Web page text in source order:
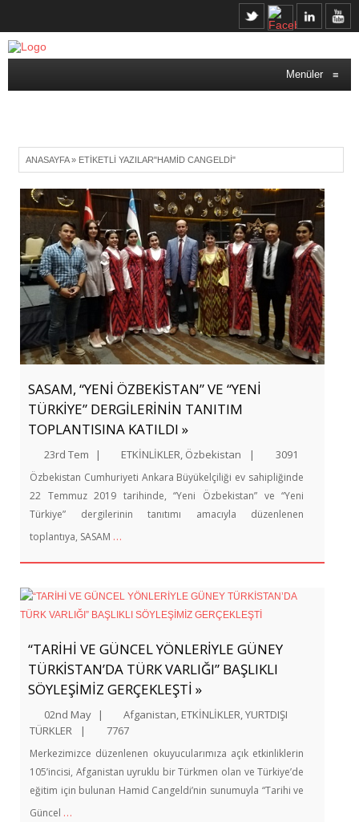
Menüler ≡
ANASAYFA» ETIKETLI YAZILAR"HAMID CANGELDI"
SASAM, “YENİ ÖZBEKİSTAN” VE “YENİ
TÜRKİYE” DERGİLERİNİN TANITIM
TOPLANTISINA KATILDI »
23rd Tem | ETKİNLİKLER, Özbekistan | 3091
Özbekistan Cumhuriyeti Ankara Büyükelçiliği ev sahipliğinde
22 Temmuz 2019 tarihinde, “Yeni Özbekistan” ve “Yeni
Türkiye” dergilerinin tanıtımı amacıyla düzenlenen
toplantıya, SASAM …
“TARİHİ VE GÜNCEL YÖNLERİYLE GÜNEY
TÜRKİSTAN’DA TÜRK VARLIĞI” BAŞLIKLI
SÖYLEŞİMİZ GERÇEKLEŞTİ »
02nd May | Afganistan, ETKİNLİKLER,YURTDIŞI
TÜRKLER
| 7767
Merkezimizce düzenlenen okuyucularımıza açık etkinliklerin
105’incisi, Afganistan uyruklu bir Türkmen olan ve Türkiye’de
eğitim için bulunan Hamid Cangeldi’nin sunumuyla “Tarihi ve
Güncel …